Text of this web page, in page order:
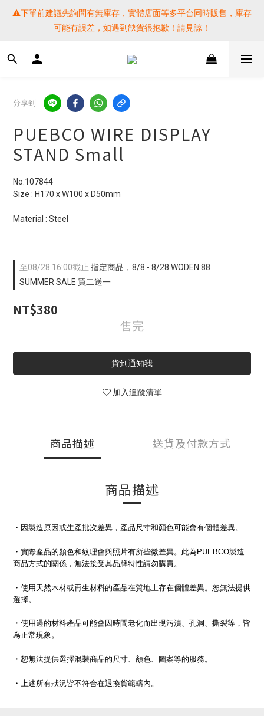
⚠️下單前建議先詢問有無庫存，實體店面等多平台同時販售，庫存
可能有誤差，如遇到缺貨很抱歉！請見諒！
⚠️下單前建議先詢問有無庫存，實體店面等多平台同時販售，庫存
可能有誤差，如遇到缺貨很抱歉！請見諒！
SF EXPRESS WORLD SHIPPING
提醒各位⚠️下單後寄出，請務必在時間內完成取貨才是乖寶寶呦~
如未取貨必須支付運費! 謝謝
⚠️下單前建議先詢問有無庫存，實體店面等多平台同時販售，庫存
可能有誤差，如遇到缺貨很抱歉！請見諒！
分享到
PUEBCO WIRE DISPLAY
STAND Small
No.107844
Size : H170 x W100 x D50mm
Material : Steel
至08/28 16:00截止 指定商品，8/8 - 8/28 WODEN 88
SUMMER SALE 買二送一
NT$380
售完
貨到通知我
加入追蹤清單
商品描述 送貨及付款方式
商品描述
・因製造原因或生產批次差異，產品尺寸和顏色可能會有個體差異。
・實際產品的顏色和紋理會與照片有所些微差異。此為PUEBCO製造
商品方式的關係，無法接受其品牌特性請勿購買。
・使用天然木材或再生材料的產品在質地上存在個體差異。恕無法提供
選擇。
・使用過的材料產品可能會因時間老化而出現污漬、孔洞、撕裂等，皆
為正常現象。
・恕無法提供選擇混裝商品的尺寸、顏色、圖案等的服務。
・上述所有狀況皆不符合在退換貨範疇內。